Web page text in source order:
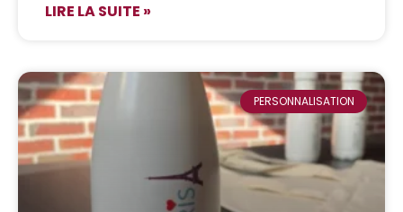
LIRE LA SUITE »
PERSONNALISATION